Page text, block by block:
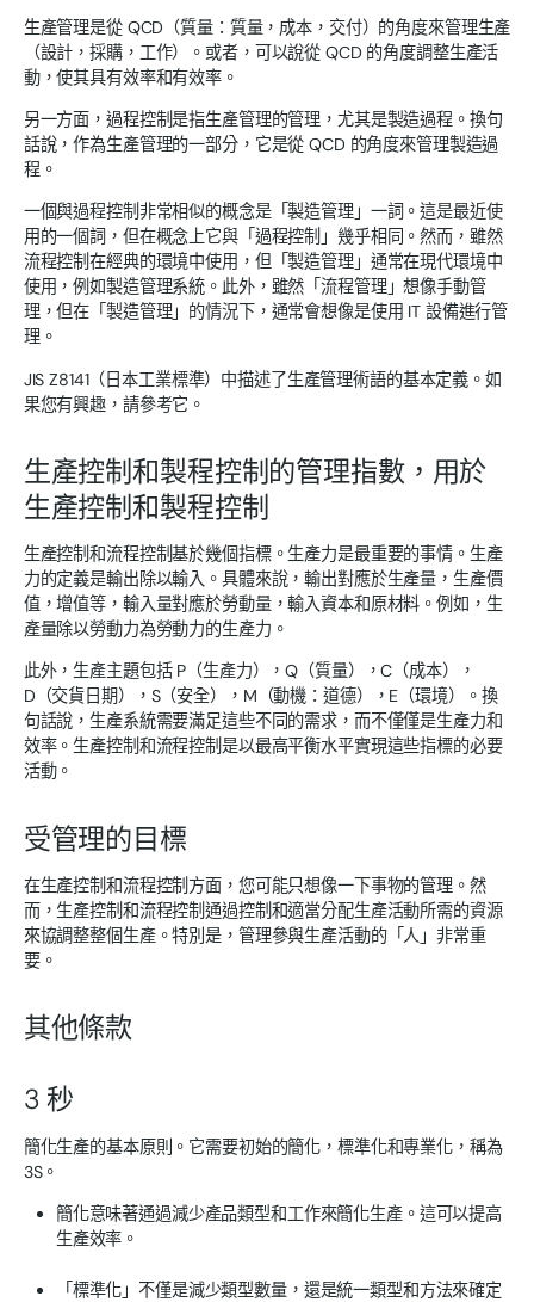
生產管理是從 QCD（質量：質量，成本，交付）的角度來管理生產
（設計，採購，工作）。或者，可以說從 QCD 的角度調整生產活
動，使其具有效率和有效率。
另一方面，過程控制是指生產管理的管理，尤其是製造過程。換句
話說，作為生產管理的一部分，它是從 QCD 的角度來管理製造過
程。
一個與過程控制非常相似的概念是「製造管理」一詞。這是最近使
用的一個詞，但在概念上它與「過程控制」幾乎相同。然而，雖然
流程控制在經典的環境中使用，但「製造管理」通常在現代環境中
使用，例如製造管理系統。此外，雖然「流程管理」想像手動管
理，但在「製造管理」的情況下，通常會想像是使用 IT 設備進行管
理。
JIS Z8141（日本工業標準）中描述了生產管理術語的基本定義。如
果您有興趣，請參考它。
生產控制和製程控制的管理指數，用於
生產控制和製程控制
生產控制和流程控制基於幾個指標。生產力是最重要的事情。生產
力的定義是輸出除以輸入。具體來說，輸出對應於生產量，生產價
值，增值等，輸入量對應於勞動量，輸入資本和原材料。例如，生
產量除以勞動力為勞動力的生產力。
此外，生產主題包括 P（生產力），Q（質量），C（成本），
D（交貨日期），S（安全），M（動機：道德），E（環境）。換
句話說，生產系統需要滿足這些不同的需求，而不僅僅是生產力和
效率。生產控制和流程控制是以最高平衡水平實現這些指標的必要
活動。
受管理的目標
在生產控制和流程控制方面，您可能只想像一下事物的管理。然
而，生產控制和流程控制通過控制和適當分配生產活動所需的資源
來協調整整個生產。特別是，管理參與生產活動的「人」非常重
要。
其他條款
3 秒
簡化生產的基本原則。它需要初始的簡化，標準化和專業化，稱為
3S。
簡化意味著通過減少產品類型和工作來簡化生產。這可以提高
生產效率。
「標準化」不僅是減少類型數量，還是統一類型和方法來確定